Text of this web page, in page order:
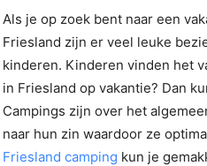
Als je op zoek bent naar een
Friesland zijn er veel leuke
kinderen. Kinderen vinden het
in Friesland op vakantie? Dan
Campings zijn over het
naar hun zin waardoor ze
Friesland camping kun je